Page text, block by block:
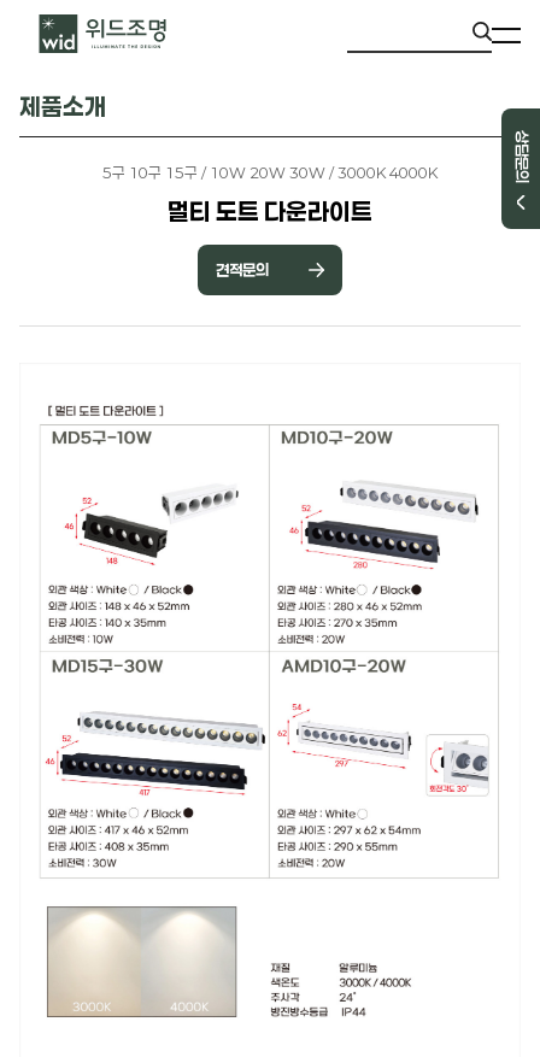
상담문의
제품소개
5구 10구 15구 / 10W 20W 30W / 3000K 4000K
멀티 도트 다운라이트
견적문의